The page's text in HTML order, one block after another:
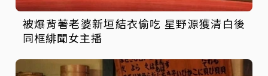
被爆背著老婆新垣結衣偷吃 星野源獲清白後
同框緋聞女主播